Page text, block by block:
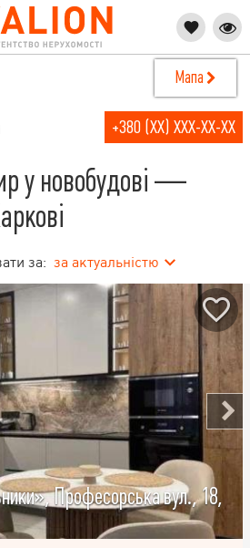
Мапа
+380 (XX) XXX-XX-XX
у новобудові —
за: за актуальністю
Професорська вул., 18,